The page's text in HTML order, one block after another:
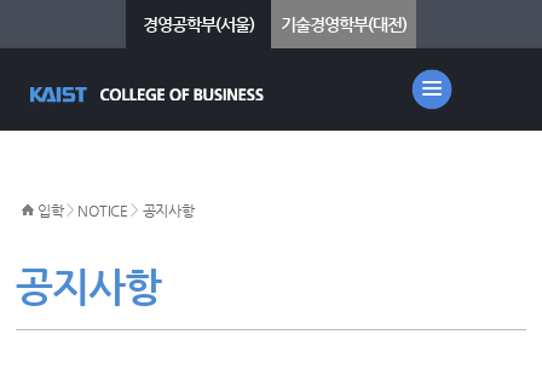
경영공학부(서울) 기술경영학부(대전)
공지사항
입학> NOTICE > 공지사항